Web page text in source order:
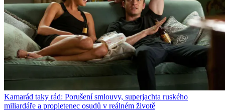
Kamarád taky rád: Porušení smlouvy, superjachta ruského
miliardáře a propletenec osudů v reálném životě